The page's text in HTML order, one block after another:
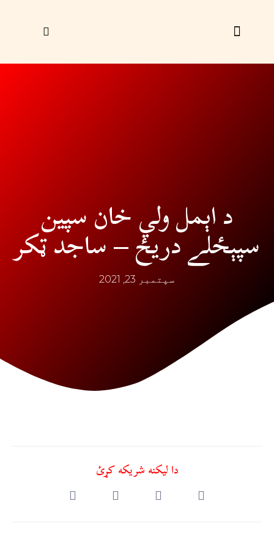
د اېمل ولي خان سپين
سپېځلے دريځ – ساجد ټکر
سپتمبر 23, 2021
دا ليکنه شريکه کړئ